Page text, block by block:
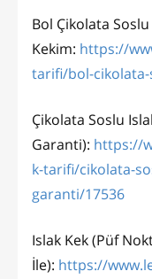
Bol Çikolata
Kekim: https://
tarifi/bol-cikolata-
Çikolata Soslu
Garanti): https://
k-tarifi/cikolata-
garanti/17536
Islak Kek (Püf
İle): https://